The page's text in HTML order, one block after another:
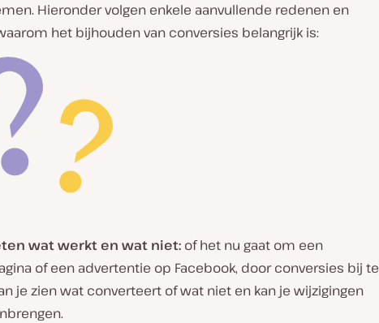
Hieronder volgen enkele aanvullende redenen en
het bijhouden van conversies belangrijk is:
wat werkt en wat niet: of het nu gaat om een
of een advertentie op Facebook, door conversies bij te
je zien wat converteert of wat niet en kan je wijzigingen